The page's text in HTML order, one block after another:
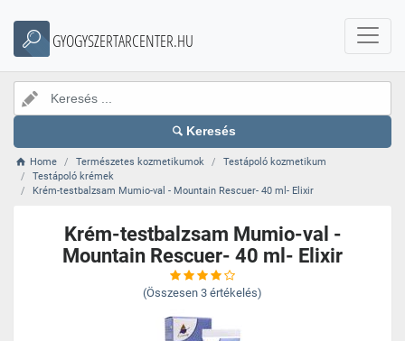
GYOGYSZERTARCENTER.HU
Keresés
Home Természetes kozmetikumok
Testápoló kozmetikum
Testápoló krémek
Krém-testbalzsam Mumio-val - Mountain Rescuer- 40 ml- Elixir
Krém-testbalzsam Mumio-val -
Mountain Rescuer- 40 ml- Elixir
(Összesen 3 értékelés)